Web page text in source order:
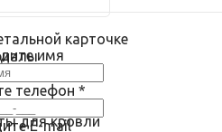
карточке
имя
телефон *
E-mail
для кровли